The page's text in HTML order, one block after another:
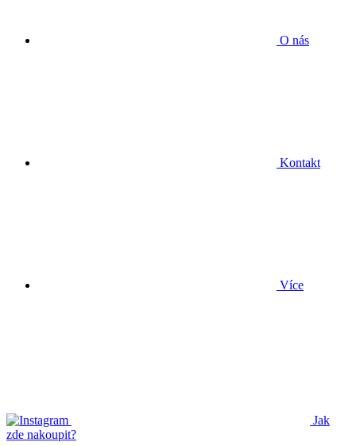
O nás
Kontakt
Více
Jak
zde nakoupit?